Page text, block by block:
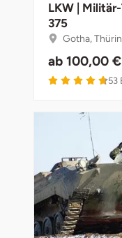
LKW |
375
Gotha,
ab 100,00 €
53
Göppingen
Hanau
Hannover